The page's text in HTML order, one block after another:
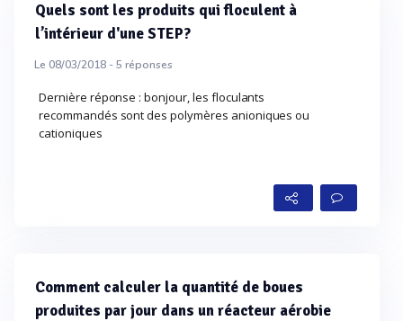
Quels sont les produits qui floculent à
l’intérieur d'une STEP?
Le 08/03/2018 -5 réponses
Dernière réponse : bonjour, les floculants
recommandés sont des polymères anioniques ou
cationiques
Comment calculer la quantité de boues
produites par jour dans un réacteur aérobie